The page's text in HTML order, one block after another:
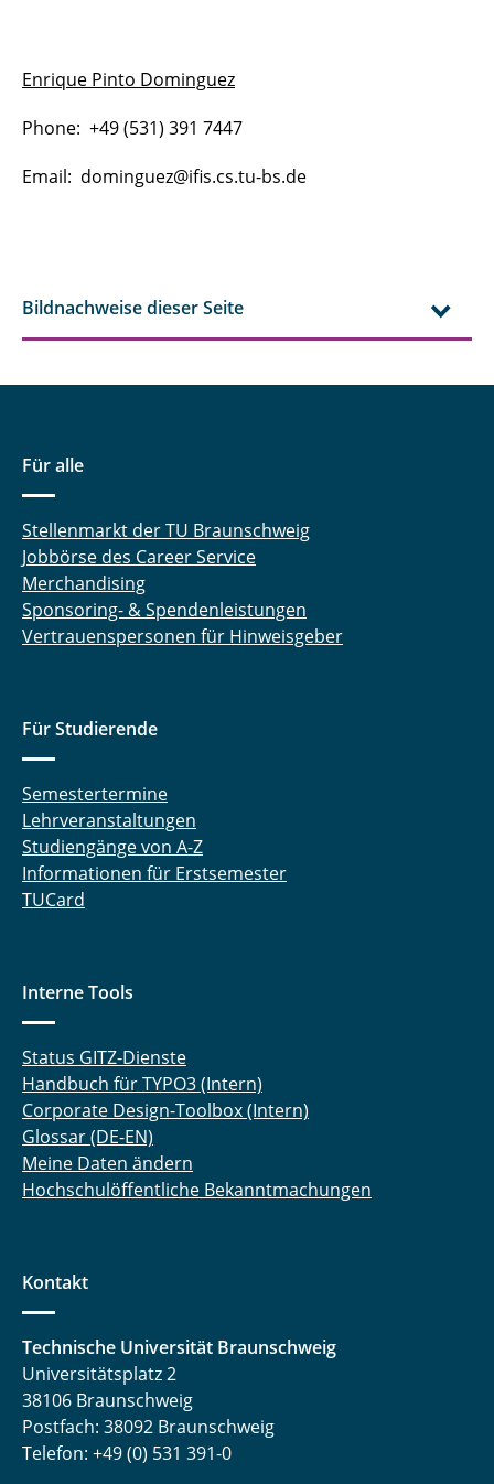
Enrique Pinto Dominguez
Phone: +49 (531) 391 7447
Email: dominguez@ifis.cs.tu-bs.de
Bildnachweise dieser Seite
Für alle
Stellenmarkt der TU Braunschweig
Jobbörse des Career Service
Merchandising
Sponsoring- & Spendenleistungen
Vertrauenspersonen für Hinweisgeber
Für Studierende
Semestertermine
Lehrveranstaltungen
Studiengänge von A-Z
Informationen für Erstsemester
TUCard
Interne Tools
Status GITZ-Dienste
Handbuch für TYPO3 (Intern)
Corporate Design-Toolbox (Intern)
Glossar (DE-EN)
Meine Daten ändern
Hochschulöffentliche Bekanntmachungen
Kontakt
Technische Universität Braunschweig
Universitätsplatz 2
38106 Braunschweig
Postfach: 38092 Braunschweig
Telefon: +49 (0) 531 391-0